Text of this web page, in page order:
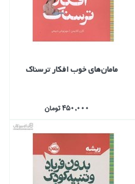
مامان‌هاي خوب افكار ترسناك
450,000 تومان